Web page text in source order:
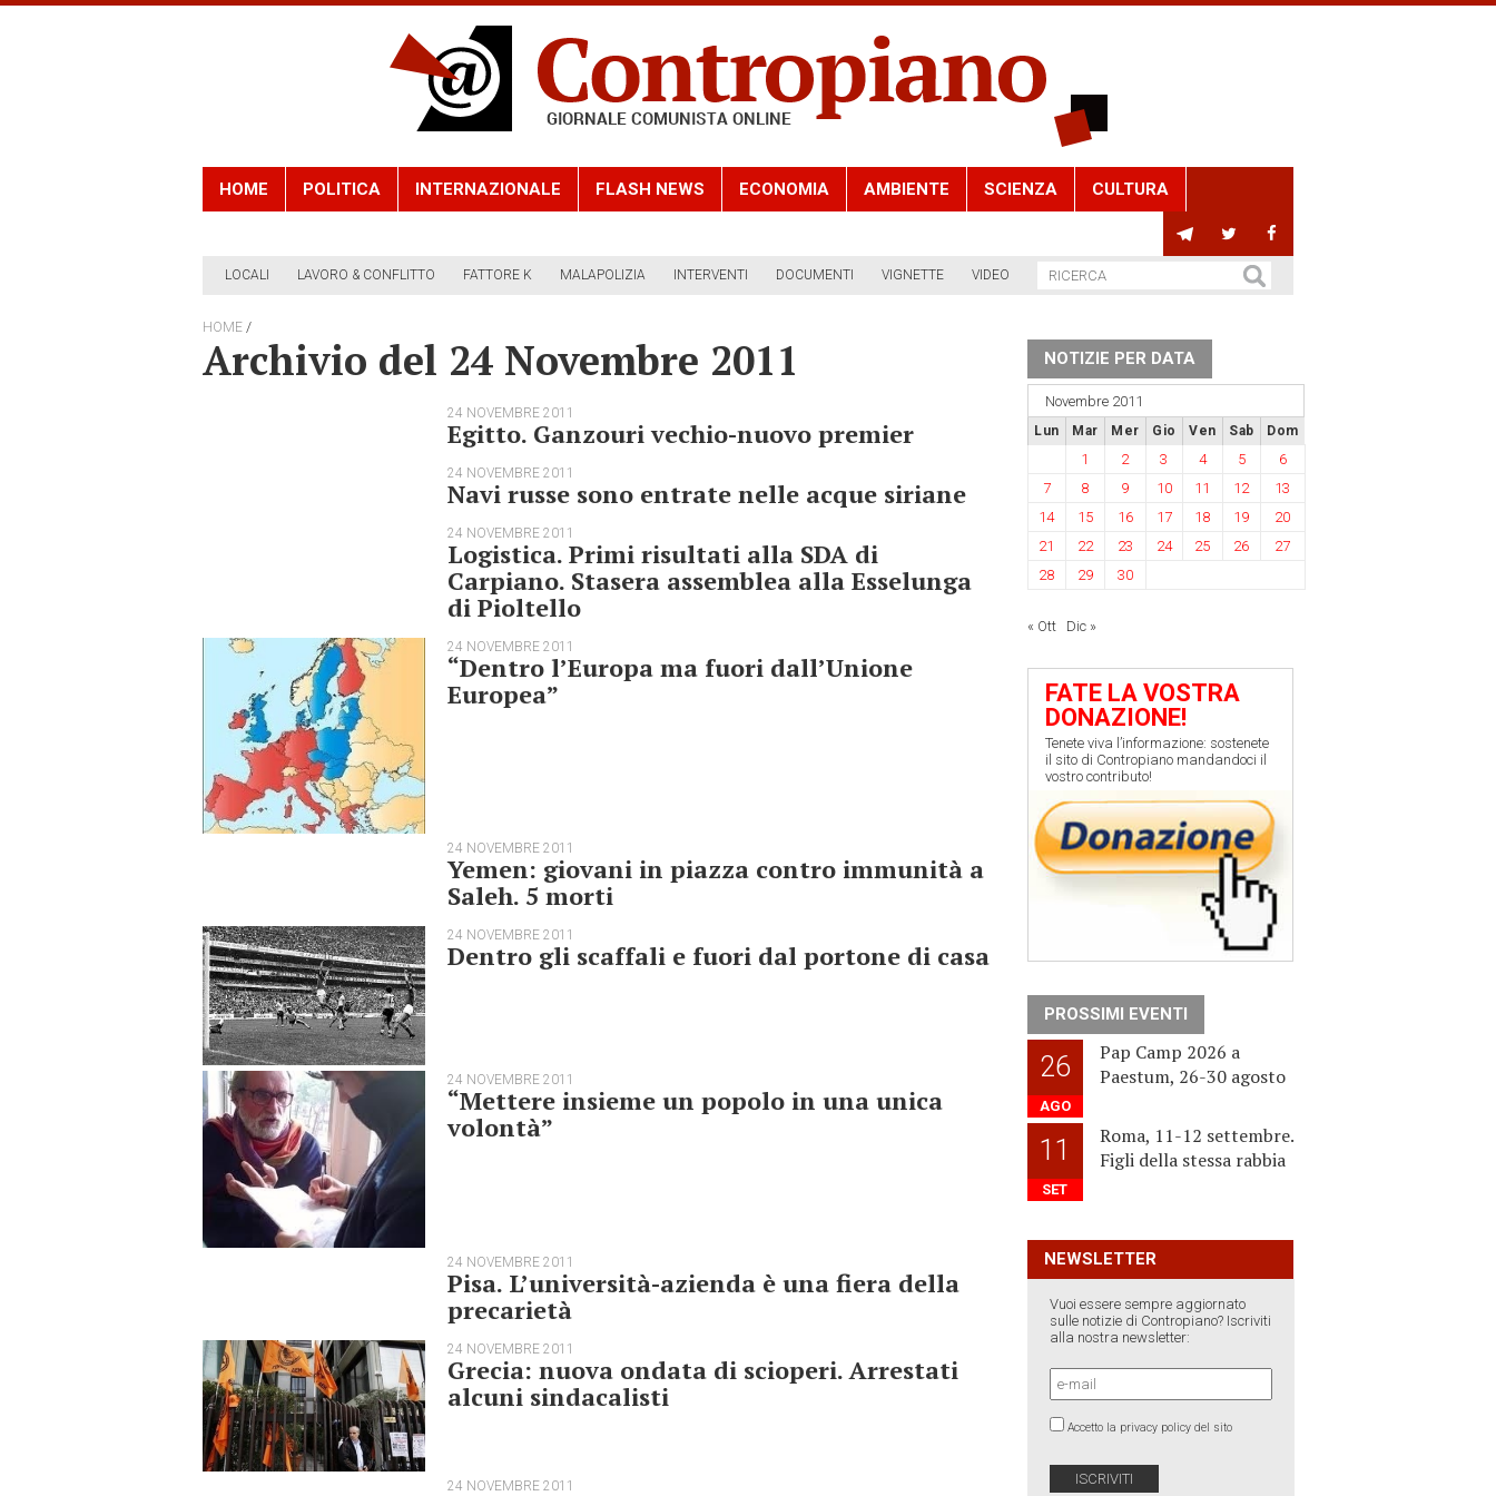
HOME POLITICA INTERNAZIONALE FLASH NEWS ECONOMIA AMBIENTE SCIENZA CULTURA
LOCALI LAVORO & CONFLITTO FATTORE K MALAPOLIZIA INTERVENTI DOCUMENTI VIGNETTE VIDEO
HOME /
Archivio del 24 Novembre 2011
24 NOVEMBRE 2011
Egitto. Ganzouri vechio-nuovo premier
24 NOVEMBRE 2011
Navi russe sono entrate nelle acque siriane
24 NOVEMBRE 2011
Logistica. Primi risultati alla SDA di
Carpiano. Stasera assemblea alla Esselunga
di Pioltello
24 NOVEMBRE 2011
“Dentro l’Europa ma fuori dall’Unione
Europea”
24 NOVEMBRE 2011
Yemen: giovani in piazza contro immunità a
Saleh. 5 morti
24 NOVEMBRE 2011
Dentro gli scaffali e fuori dal portone di casa
24 NOVEMBRE 2011
“Mettere insieme un popolo in una unica
volontà”
24 NOVEMBRE 2011
Pisa. L’università-azienda è una fiera della
precarietà
24 NOVEMBRE 2011
Grecia: nuova ondata di scioperi. Arrestati
alcuni sindacalisti
24 NOVEMBRE 2011
NOTIZIE PER DATA
Novembre 2011
Lun Mar Mer Gio Ven Sab Dom
1 2 3 4 5
6
7
8 9 10 11 12
13
14
15 16 17 18 19
20
21
22 23 24 25 26
27
28
29 30
« Ott Dic »
FATE LA VOSTRA
DONAZIONE!
Tenete viva l’informazione: sostenete
il sito di Contropiano mandandoci il
vostro contributo!
PROSSIMI EVENTI
26
AGO
Pap Camp 2026 a
Paestum, 26-30 agosto
11
SET
Roma, 11-12 settembre.
Figli della stessa rabbia
NEWSLETTER
Vuoi essere sempre aggiornato
sulle notizie di Contropiano? Iscriviti
alla nostra newsletter:
Accetto la privacy policy del sito